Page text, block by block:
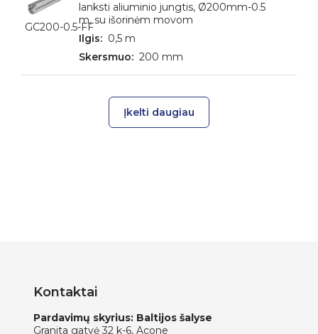
GC200-0.5-FF
lanksti aliuminio jungtis, Ø200mm-0.5
m, su išorinėm movom
0,5 m
200 mm
Įkelti daugiau
Kontaktai
Pardavimų skyrius: Baltijos šalyse
Granita gatvė 32 k-6, Acone